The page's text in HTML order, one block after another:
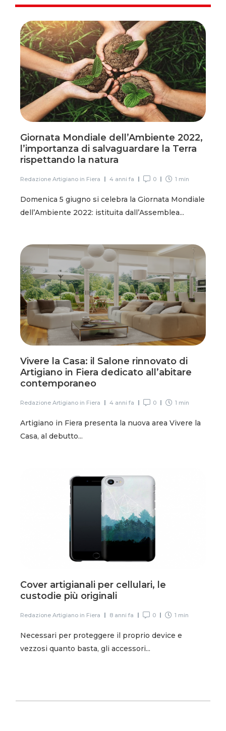
Giornata Mondiale dell’Ambiente 2022,
l’importanza di salvaguardare la Terra
rispettando la natura
Redazione Artigiano in Fiera 4 anni fa 0 1 min
Domenica 5 giugno si celebra la Giornata Mondiale
dell’Ambiente 2022: istituita dall’Assemblea...
Vivere la Casa: il Salone rinnovato di
Artigiano in Fiera dedicato all’abitare
contemporaneo
Redazione Artigiano in Fiera 4 anni fa 0 1 min
Artigiano in Fiera presenta la nuova area Vivere la
Casa, al debutto...
Cover artigianali per cellulari, le
custodie più originali
Redazione Artigiano in Fiera 8 anni fa 0 1 min
Necessari per proteggere il proprio device e
vezzosi quanto basta, gli accessori...